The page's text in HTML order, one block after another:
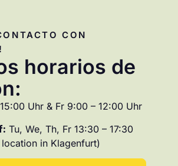
CON
horarios de
Uhr & Fr 9:00 – 12:00 Uhr
Tu, We, Th, Fr 13:30 – 17:30
in Klagenfurt)